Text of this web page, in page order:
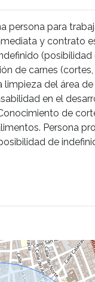
persona para
y contrato
de carnes
del área de
en el
de
Persona
de